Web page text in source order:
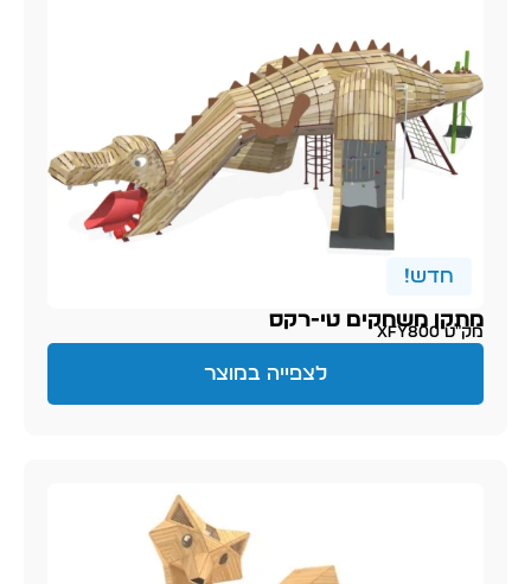
חדש!
מתקן משחקים טי-רקס
מק״ט XFY800
לצפייה במוצר